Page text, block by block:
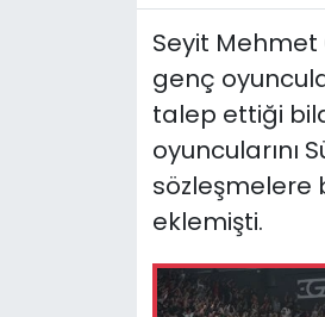
Seyit Mehmet
genç
talep ettiği
oyuncularını
sözleşmelere
eklemişti.
Yaşam
YEREL POLİTİKA
YEREL YÖNETİMLER